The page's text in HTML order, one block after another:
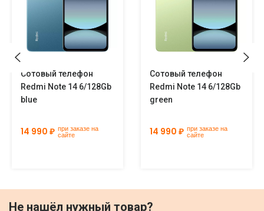
Сотовый телефон
Redmi Note 14 6/128Gb
blue
14 990 ₽ при заказе на
сайте
Сотовый телефон
Redmi Note 14 6/128Gb
green
14 990 ₽ при заказе на
сайте
Не нашёл нужный товар?